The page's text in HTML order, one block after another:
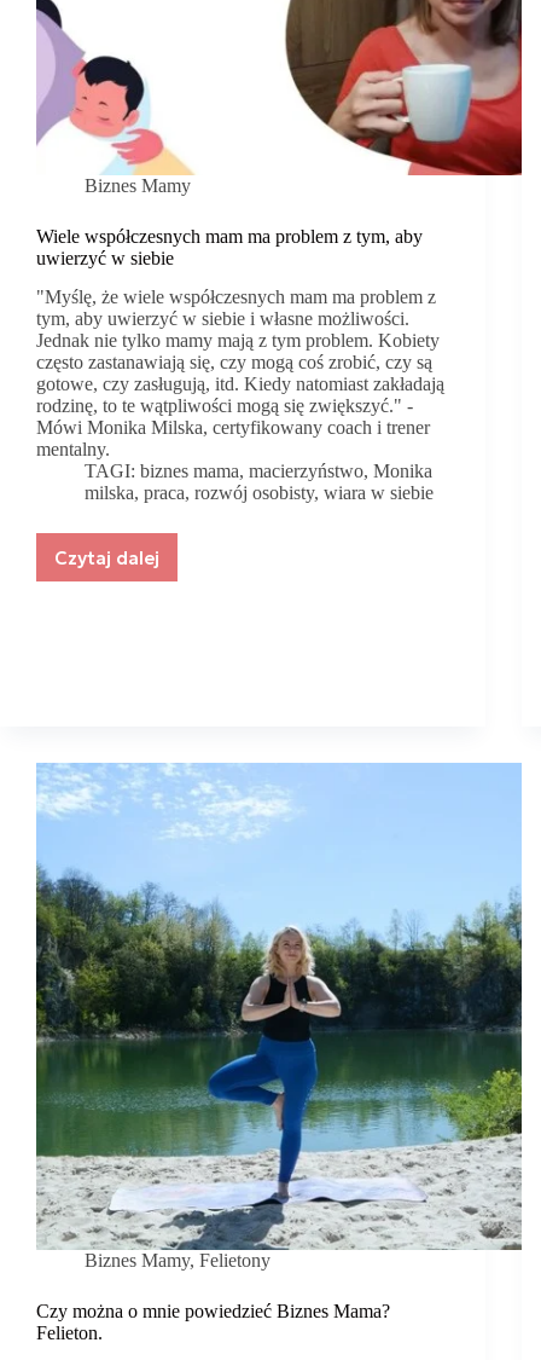
Biznes Mamy
Wiele współczesnych mam ma problem z tym, aby
uwierzyć w siebie
"Myślę, że wiele współczesnych mam ma problem z
tym, aby uwierzyć w siebie i własne możliwości.
Jednak nie tylko mamy mają z tym problem. Kobiety
często zastanawiają się, czy mogą coś zrobić, czy są
gotowe, czy zasługują, itd. Kiedy natomiast zakładają
rodzinę, to te wątpliwości mogą się zwiększyć." -
Mówi Monika Milska, certyfikowany coach i trener
mentalny.
TAGI: biznes mama,macierzyństwo,Monika
milska, praca, rozwój osobisty, wiara w siebie
Czytaj dalej
Wiele
w
siebie
Biznes Mamy, Felietony
Czy można o mnie powiedzieć Biznes Mama?
Felieton.